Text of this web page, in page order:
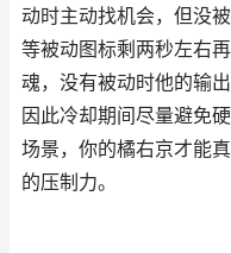
动时主动找机会，但没
等被动图标剩两秒左右
魂，没有被动时他的输
因此冷却期间尽量避免
场景，你的橘右京才能
的压制力。